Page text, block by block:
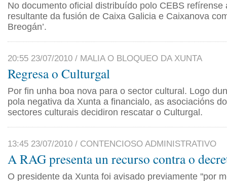
No documento oficial distribuído polo CEBS refírense
resultante da fusión de Caixa Galicia e Caixanova
Breogán’.
20:55 23/07/2010 / MALIA O BLOQUEO DA XUNTA
Regresa o Culturgal
Por fin unha boa nova para o sector cultural. Logo
pola negativa da Xunta a financialo, as asociacións
sectores culturais decidiron rescatar o Culturgal.
13:45 23/07/2010 / CONTENCIOSO ADMINISTRATIVO
A RAG presenta un recurso contra o
O presidente da Xunta foi avisado previamente ''por